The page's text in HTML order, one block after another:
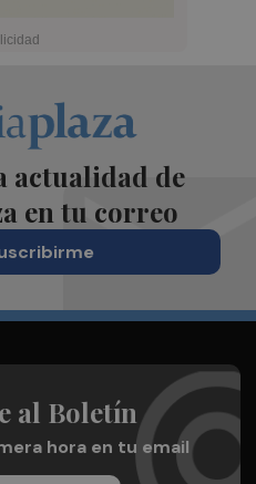
actualidad de
en tu correo
al Boletín
hora en tu email